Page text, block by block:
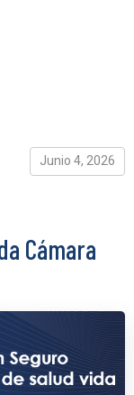
Junio 4, 2026
Cámara